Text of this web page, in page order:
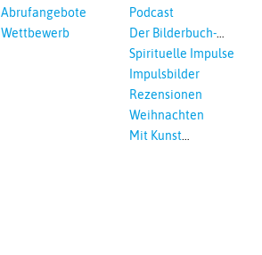
Abrufangebote
Wettbewerb
Podcast
Der Bilderbuch-
Podcast
Spirituelle Impulse
Impulsbilder
Rezensionen
Weihnachten
Mit Kunst